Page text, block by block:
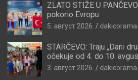
ZLATO STIŽE U
pokorio Evropu
5. август 2026. dakicorama
STARČEVO: Traju „Dani
očekuje od 4. do 10.
3. август 2026. dakicorama